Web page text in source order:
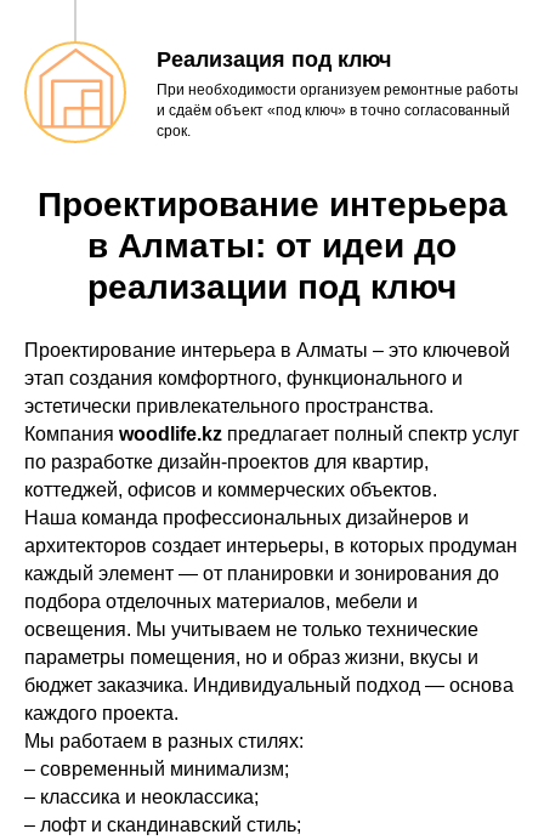
Реализация под ключ
При необходимости организуем ремонтные работы
и сдаём объект «под ключ» в точно согласованный
срок.
Проектирование интерьера
в Алматы: от идеи до
реализации под ключ
Проектирование интерьера в Алматы – это ключевой
этап создания комфортного, функционального и
эстетически привлекательного пространства.
Компания woodlife.kz предлагает полный спектр услуг
по разработке дизайн-проектов для квартир,
коттеджей, офисов и коммерческих объектов.
Наша команда профессиональных дизайнеров и
архитекторов создает интерьеры, в которых продуман
каждый элемент — от планировки и зонирования до
подбора отделочных материалов, мебели и
освещения. Мы учитываем не только технические
параметры помещения, но и образ жизни, вкусы и
бюджет заказчика. Индивидуальный подход — основа
каждого проекта.
Мы работаем в разных стилях:
– современный минимализм;
– классика и неоклассика;
– лофт и скандинавский стиль;